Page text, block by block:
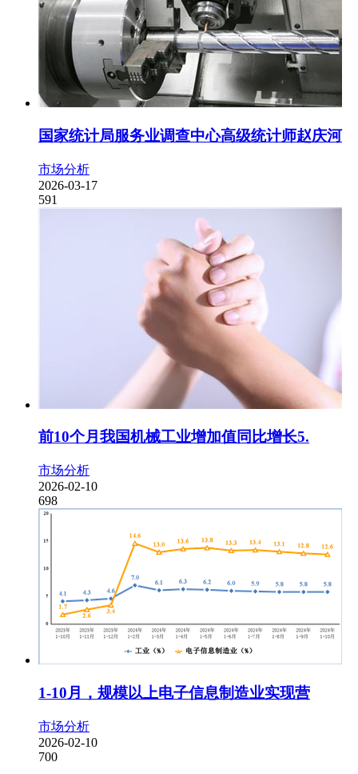
国家统计局服务业调查中心高级统计师赵庆河
市场分析
2026-03-17
591
前10个月我国机械工业增加值同比增长5.
市场分析
2026-02-10
698
1-10月，规模以上电子信息制造业实现营
市场分析
2026-02-10
700